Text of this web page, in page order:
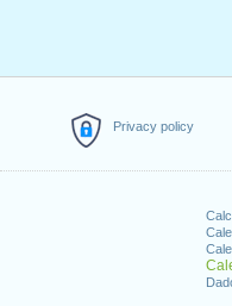
Privacy policy